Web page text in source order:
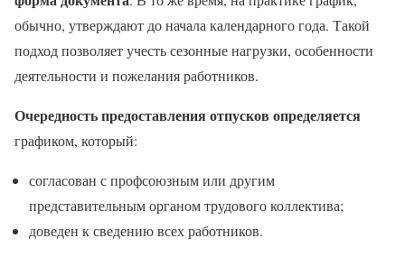
обычно, утверждают до начала календарного года. Такой
подход позволяет учесть сезонные нагрузки, особенности
деятельности и пожелания работников.
Очередность предоставления отпусков определяется
графиком, который:
согласован с профсоюзным или другим
представительным органом трудового коллектива;
доведен к сведению всех работников.